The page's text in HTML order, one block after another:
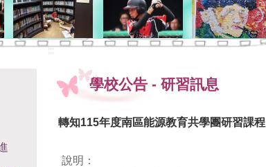
:::
學校公告 - 研習訊息
轉知115年度南區能源教育共學團研習課程
說明：